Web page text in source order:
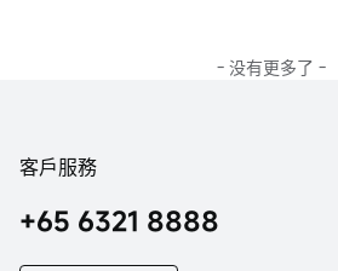
- 没有更多了 -
客戶服務
+65 6321 8888